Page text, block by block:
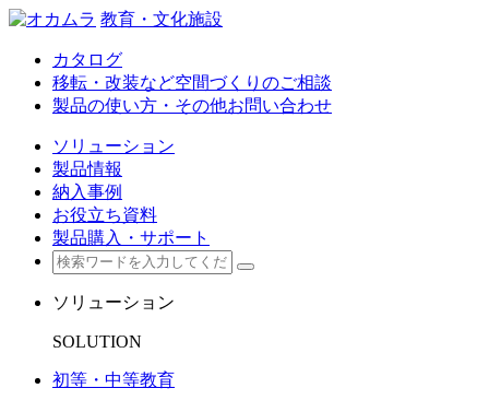
教育・文化施設
カタログ
移転・改装など空間づくりのご相談
製品の使い方・その他お問い合わせ
ソリューション
製品情報
納入事例
お役立ち資料
製品購入・サポート
ソリューション
SOLUTION
初等・中等教育